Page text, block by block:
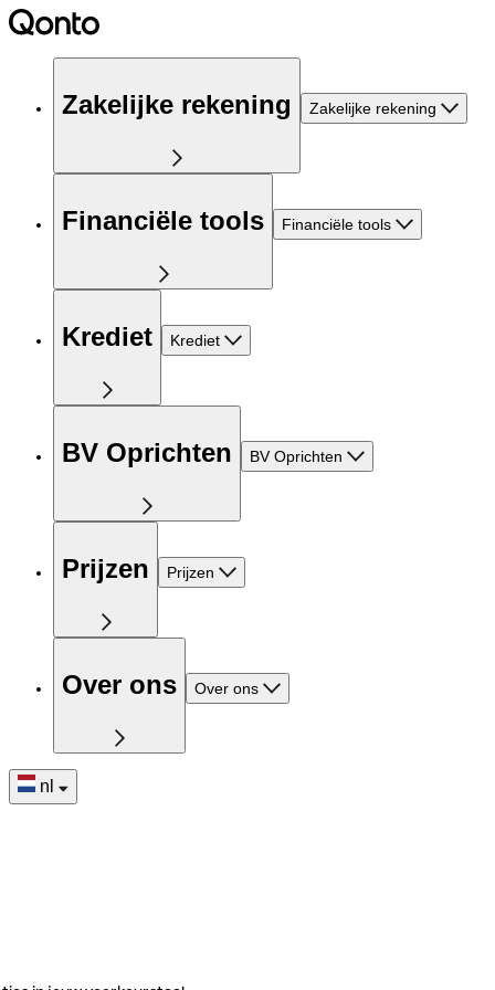
Zakelijke rekening Zakelijke rekening
Financiële tools Financiële tools
Krediet Krediet
BV Oprichten BV Oprichten
Prijzen Prijzen
Over ons Over ons
nl